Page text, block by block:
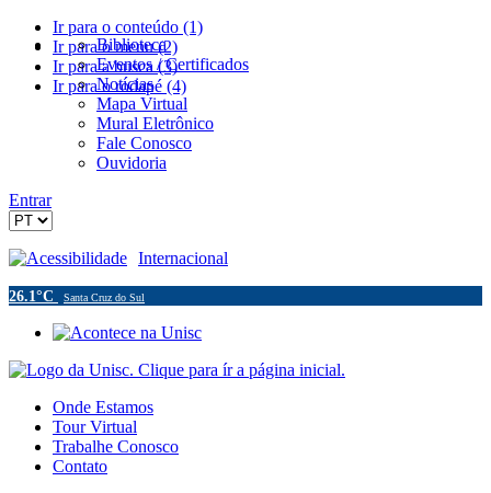
Ir para o conteúdo (1)
Ir para o menu (2)
Ir para a busca (3)
Ir para o rodapé (4)
Biblioteca
Eventos / Certificados
Notícias
Mapa Virtual
Mural Eletrônico
Fale Conosco
Ouvidoria
Entrar
Acessibilidade Internacional
26.1°C Santa Cruz do Sul
Onde Estamos
Tour Virtual
Trabalhe Conosco
Contato